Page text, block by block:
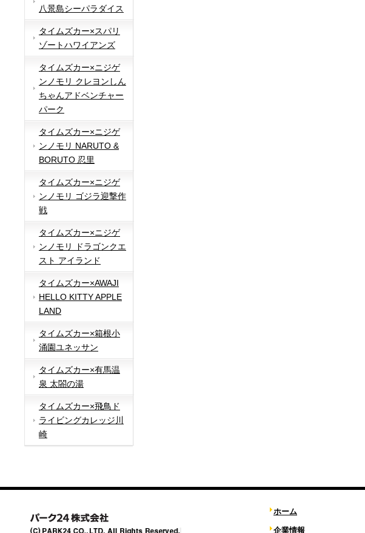
八景島シーパラダイス
タイムズカー×スパリ
ゾートハワイアンズ
タイムズカー×ニジゲ
ンノモリ クレヨンしん
ちゃんアドベンチャー
パーク
タイムズカー×ニジゲ
ンノモリ NARUTO &
BORUTO 忍里
タイムズカー×ニジゲ
ンノモリ ゴジラ迎撃作
戦
タイムズカー×ニジゲ
ンノモリ ドラゴンクエ
スト アイランド
タイムズカー×AWAJI
HELLO KITTY APPLE
LAND
タイムズカー×箱根小
涌園ユネッサン
タイムズカー×有馬温
泉 太閤の湯
タイムズカー×飛鳥ド
ライビングカレッジ川
崎
ホーム
企業情報